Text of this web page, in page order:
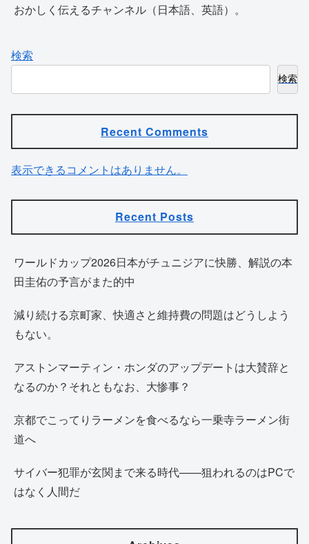
おかしく伝えるチャンネル（日本語、英語）。
検索
検索
Recent Comments
表示できるコメントはありません。
Recent Posts
ワールドカップ2026日本がチュニジアに快勝、解説の本
田圭佑の予言がまた的中
減り続ける京町家、快適さと維持費の問題はどうしよう
もない。
アストンマーティン・ホンダのアップデートは大賛辞と
なるのか？それともなお、大惨事？
京都でこってりラーメンを食べるなら一乗寺ラーメン街
道へ
サイバー犯罪が玄関まで来る時代——狙われるのはPCで
はなく人間だ